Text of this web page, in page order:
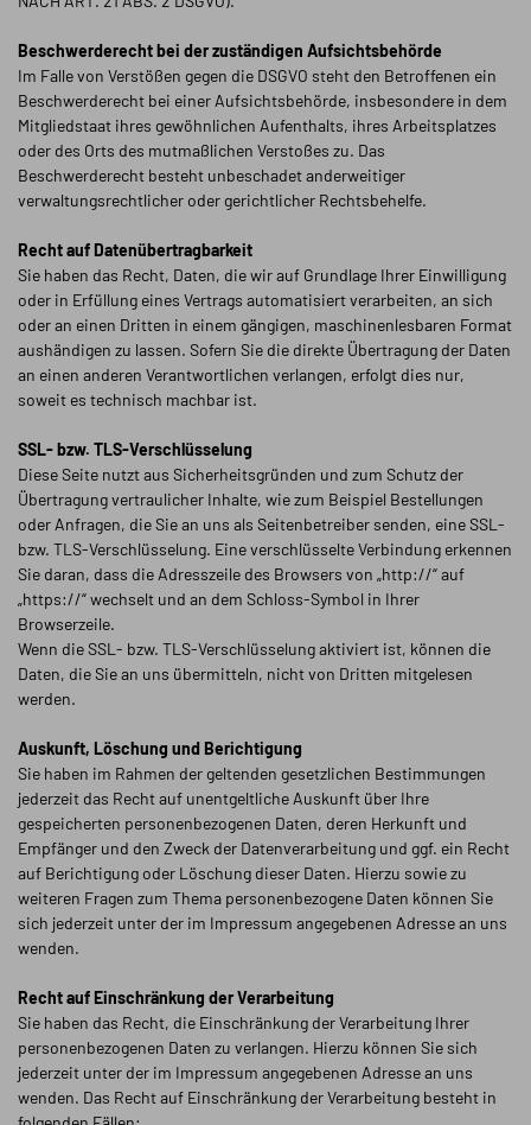
Beschwerde­recht bei der zuständigen Aufsichts­behörde
Im Falle von Verstößen gegen die DSGVO steht den Betroffenen ein
Beschwerderecht bei einer Aufsichtsbehörde, insbesondere in dem
Mitgliedstaat ihres gewöhnlichen Aufenthalts, ihres Arbeitsplatzes
oder des Orts des mutmaßlichen Verstoßes zu. Das
Beschwerderecht besteht unbeschadet anderweitiger
verwaltungsrechtlicher oder gerichtlicher Rechtsbehelfe.
Recht auf Daten­übertrag­barkeit
Sie haben das Recht, Daten, die wir auf Grundlage Ihrer Einwilligung
oder in Erfüllung eines Vertrags automatisiert verarbeiten, an sich
oder an einen Dritten in einem gängigen, maschinenlesbaren Format
aushändigen zu lassen. Sofern Sie die direkte Übertragung der Daten
an einen anderen Verantwortlichen verlangen, erfolgt dies nur,
soweit es technisch machbar ist.
SSL- bzw. TLS-Verschlüsselung
Diese Seite nutzt aus Sicherheitsgründen und zum Schutz der
Übertragung vertraulicher Inhalte, wie zum Beispiel Bestellungen
oder Anfragen, die Sie an uns als Seitenbetreiber senden, eine SSL-
bzw. TLS-Verschlüsselung. Eine verschlüsselte Verbindung erkennen
Sie daran, dass die Adresszeile des Browsers von „http://“ auf
„https://“ wechselt und an dem Schloss-Symbol in Ihrer
Browserzeile.
Wenn die SSL- bzw. TLS-Verschlüsselung aktiviert ist, können die
Daten, die Sie an uns übermitteln, nicht von Dritten mitgelesen
werden.
Auskunft, Löschung und Berichtigung
Sie haben im Rahmen der geltenden gesetzlichen Bestimmungen
jederzeit das Recht auf unentgeltliche Auskunft über Ihre
gespeicherten personenbezogenen Daten, deren Herkunft und
Empfänger und den Zweck der Datenverarbeitung und ggf. ein Recht
auf Berichtigung oder Löschung dieser Daten. Hierzu sowie zu
weiteren Fragen zum Thema personenbezogene Daten können Sie
sich jederzeit unter der im Impressum angegebenen Adresse an uns
wenden.
Recht auf Einschränkung der Verarbeitung
Sie haben das Recht, die Einschränkung der Verarbeitung Ihrer
personenbezogenen Daten zu verlangen. Hierzu können Sie sich
jederzeit unter der im Impressum angegebenen Adresse an uns
wenden. Das Recht auf Einschränkung der Verarbeitung besteht in